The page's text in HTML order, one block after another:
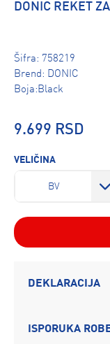
DONIC REKET
Šifra: 758219
Brend: DONIC
Boja:Black
9.699 RSD
VELIČINA
BV
DEKLARACIJA
ISPORUKA